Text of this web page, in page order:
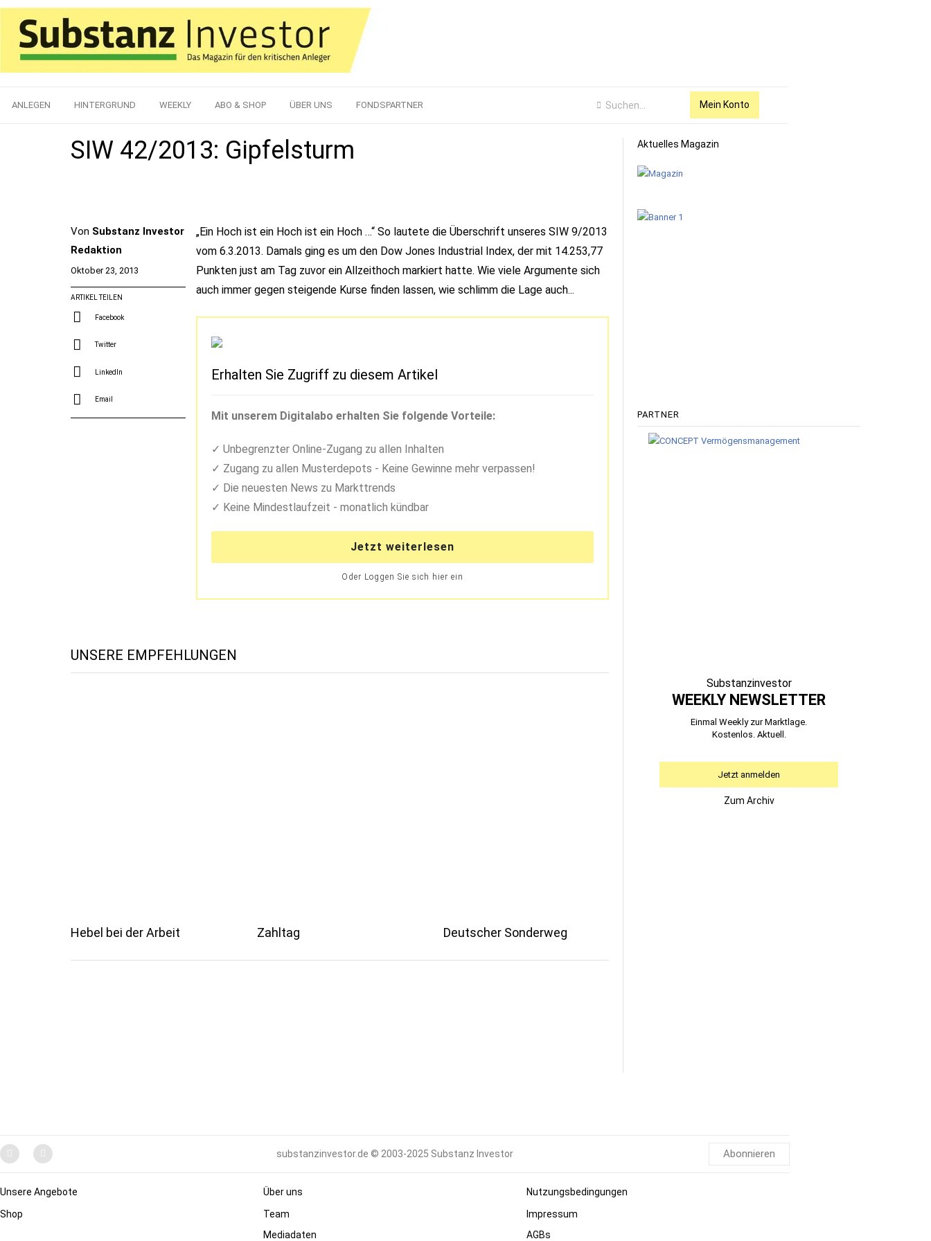
ANLEGEN HINTERGRUND WEEKLY ABO & SHOP ÜBER UNS FONDSPARTNER Mein Konto
SIW 42/2013: Gipfelsturm
Von Substanz Investor
Redaktion
Oktober 23, 2013
ARTIKEL TEILEN
Facebook
Twitter
LinkedIn
Email
„Ein Hoch ist ein Hoch ist ein Hoch …“ So lautete die Überschrift unseres SIW 9/2013
vom 6.3.2013. Damals ging es um den Dow Jones Industrial Index, der mit 14.253,77
Punkten just am Tag zuvor ein Allzeithoch markiert hatte. Wie viele Argumente sich
auch immer gegen steigende Kurse finden lassen, wie schlimm die Lage auch...
Erhalten Sie Zugriff zu diesem Artikel
Mit unserem Digitalabo erhalten Sie folgende Vorteile:
Unbegrenzter Online-Zugang zu allen Inhalten
Zugang zu allen Musterdepots - Keine Gewinne mehr verpassen!
Die neuesten News zu Markttrends
Keine Mindestlaufzeit - monatlich kündbar
Jetzt weiterlesen
Oder Loggen Sie sich hier ein
UNSERE EMPFEHLUNGEN
Hebel bei der Arbeit Zahltag Deutscher Sonderweg
Aktuelles Magazin
PARTNER
Substanzinvestor
WEEKLY NEWSLETTER
Einmal Weekly zur Marktlage.
Kostenlos. Aktuell.
Jetzt anmelden
Zum Archiv
substanzinvestor.de © 2003-2025 Substanz Investor Abonnieren
Unsere Angebote
Shop
Über uns
Team
Mediadaten
Nutzungsbedingungen
Impressum
AGBs